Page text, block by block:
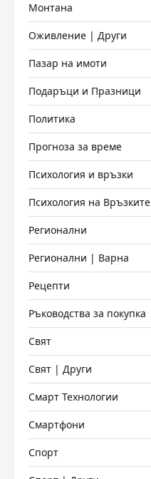
Монтана
Оживление | Други
Пазар на имоти
Подаръци и Празници
Политика
Прогноза за време
Психология и връзки
Психология на Връзките
Регионални
Регионални | Варна
Рецепти
Ръководства за покупка
Свят
Свят | Други
Смарт Технологии
Смартфони
Спорт